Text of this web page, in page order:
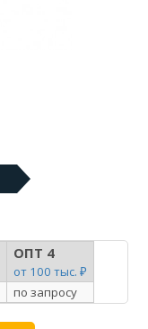
ОПТ 4
от 100 тыс. ₽
по запросу